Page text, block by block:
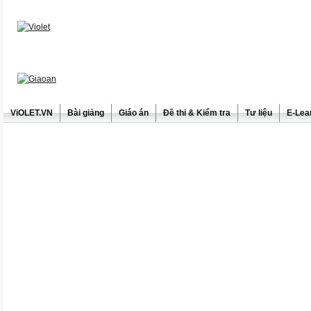
ViOLET.VN Bài giảng Giáo án Đề thi & Kiểm tra Tư liệu E-